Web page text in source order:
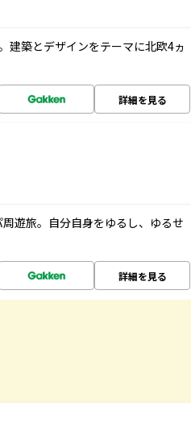
建築とデザインをテーマに北欧4ヵ
詳細を見る
遊旅。自分自身をゆるし、ゆるせ
詳細を見る